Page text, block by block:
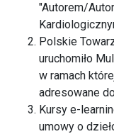
"Autorem/
Polskie
uruchomiło
w ramach
adresowane
Kursy e-
umowy o